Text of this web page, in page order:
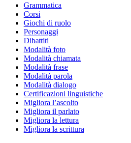
Grammatica
Corsi
Giochi di ruolo
Personaggi
Dibattiti
Modalità foto
Modalità chiamata
Modalità frase
Modalità parola
Modalità dialogo
Certificazioni linguistiche
Migliora l’ascolto
Migliora il parlato
Migliora la lettura
Migliora la scrittura